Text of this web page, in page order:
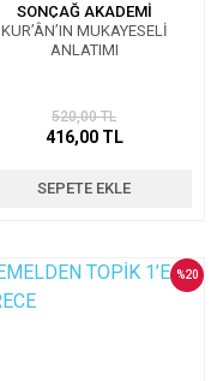
SONÇAĞ AKADEMİ
KUR’ÂN’IN MUKAYESELİ
ANLATIMI
520,00 TL
416,00 TL
SEPETE EKLE
%20